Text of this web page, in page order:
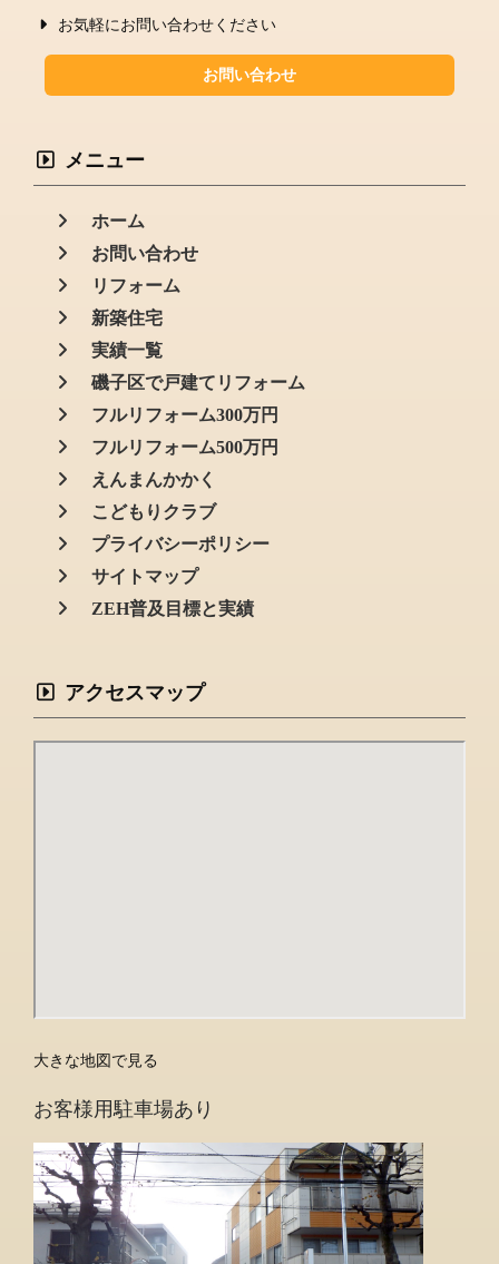
お気軽にお問い合わせください
お問い合わせ
メニュー
ホーム
お問い合わせ
リフォーム
新築住宅
実績一覧
磯子区で戸建てリフォーム
フルリフォーム300万円
フルリフォーム500万円
えんまんかかく
こどもりクラブ
プライバシーポリシー
サイトマップ
ZEH普及目標と実績
アクセスマップ
大きな地図で見る
お客様用駐車場あり